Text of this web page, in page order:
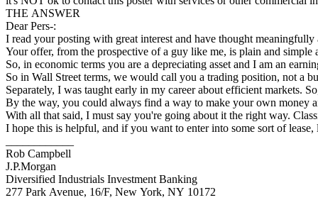
THE ANSWER
Dear Pers-:
I read your posting with great interest and have thought
Your offer, from the prospective of a guy like me, is plain and
So, in economic terms you are a depreciating asset and I am an
So in Wall Street terms, we would call you a trading position, not a
Separately, I was taught early in my career about efficient markets.
By the way, you could always find a way to make your own money
With all that said, I must say you're going about it the right way.
I hope this is helpful, and if you want to enter into some sort of lease,
Rob Campbell
J.P.Morgan
Diversified Industrials Investment Banking
277 Park Avenue, 16/F, New York, NY 10172